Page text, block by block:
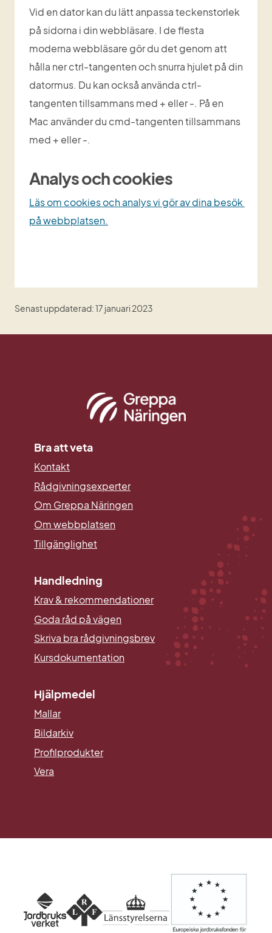
Vid en dator kan du lätt anpassa teckenstorlek
på sidorna i din webbläsare. I de flesta
moderna webbläsare gör du det genom att
hålla ner ctrl-tangenten och snurra hjulet på din
datormus. Du kan också använda ctrl-
tangenten tillsammans med + eller -. På en
Mac använder du cmd-tangenten tillsammans
med + eller -.
Analys och cookies
Läs om cookies och analys vi gör av dina besök
på webbplatsen.
Senast uppdaterad: 17 januari 2023
Bra att veta
Kontakt
Rådgivningsexperter
Om Greppa Näringen
Om webbplatsen
Tillgänglighet
Handledning
Krav & rekommendationer
Goda råd på vägen
Skriva bra rådgivningsbrev
Kursdokumentation
Hjälpmedel
Mallar
BildarkivLänk till annan webbplats.
Profilprodukter
Vera